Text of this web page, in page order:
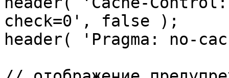
check=0', false );
header( 'Pragma: no-